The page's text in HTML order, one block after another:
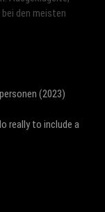
den meisten
(2023)
really to include a